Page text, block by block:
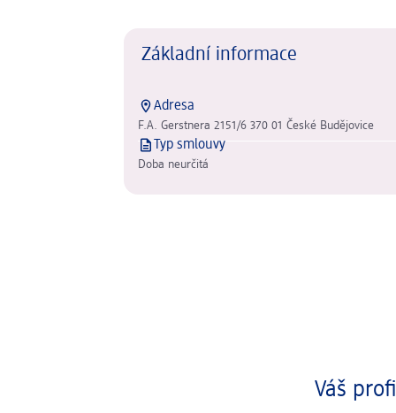
Základní informace
Adresa
F.A. Gerstnera 2151/6 370 01 České Budějovice
Typ smlouvy
Doba neurčitá
Váš